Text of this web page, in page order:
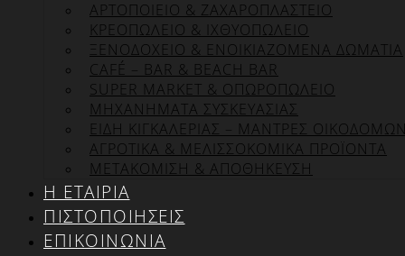
ΑΡΤΟΠΟΙΕΙΟ & ΖΑΧΑΡΟΠΛΑΣΤΕΙΟ
ΚΡΕΟΠΩΛΕΙΟ & ΙΧΘΥΟΠΩΛΕΙΟ
ΞΕΝΟΔΟΧΕΙΟ & ΕΝΟΙΚΙΑΖΟΜΕΝΑ ΔΩΜΑΤΙΑ
CAFÉ – BAR & BEACH BAR
SUPER MARKET & ΟΠΩΡΟΠΩΛΕΙΟ
ΜΗΧΑΝΗΜΑΤΑ ΣΥΣΚΕΥΑΣΙΑΣ
ΕΙΔΗ ΚΙΓΚΑΛΕΡΙΑΣ – ΜΑΝΤΡΕΣ
ΑΓΡΟΤΙΚΑ & ΜΕΛΙΣΣΟΚΟΜΙΚΑ ΠΡΟΪΟΝΤΑ
ΜΕΤΑΚΟΜΙΣΗ & ΑΠΟΘΗΚΕΥΣΗ
Η ΕΤΑΙΡΊΑ
ΠΙΣΤΟΠΟΙΉΣΕΙΣ
ΕΠΙΚΟΙΝΩΝΊΑ